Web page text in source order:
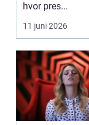
hvor pres...
11 juni 2026